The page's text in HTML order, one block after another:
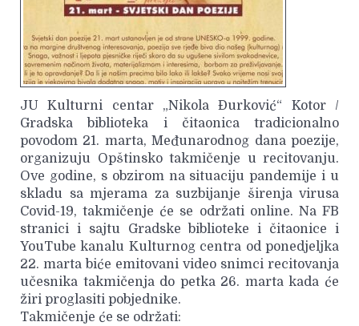
JU Kulturni centar „Nikola Đurković“ Kotor /
Gradska biblioteka i čitaonica tradicionalno
povodom 21. marta, Međunarodnog dana poezije,
organizuju Opštinsko takmičenje u recitovanju.
Ove godine, s obzirom na situaciju pandemije i u
skladu sa mjerama za suzbijanje širenja virusa
Covid-19, takmičenje će se održati online. Na FB
stranici i sajtu Gradske biblioteke i čitaonice i
YouTube kanalu Kulturnog centra od ponedjeljka
22. marta biće emitovani video snimci recitovanja
učesnika takmičenja do petka 26. marta kada će
žiri proglasiti pobjednike.
Takmičenje će se održati: